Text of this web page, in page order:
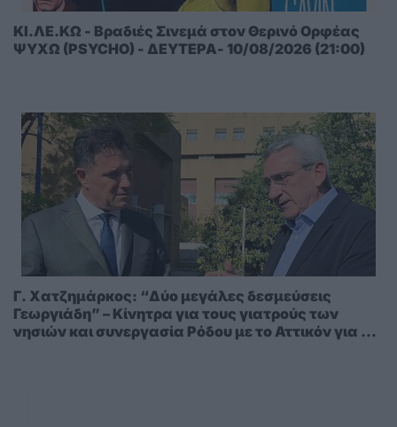
ΚΙ.ΛΕ.ΚΩ - Βραδιές Σινεμά στον Θερινό Ορφέας
ΨΥΧΩ (PSYCHO) - ΔΕΥΤΕΡΑ- 10/08/2026 (21:00)
Γ. Χατζημάρκος: “Δύο μεγάλες δεσμεύσεις
Γεωργιάδη” – Κίνητρα για τους γιατρούς των
νησιών και συνεργασία Ρόδου με το Αττικόν για το